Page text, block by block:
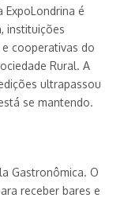
ExpoLondrina é
instituições
cooperativas do
Rural. A
ultrapassou
se mantendo.
Gastronômica. O
receber bares e